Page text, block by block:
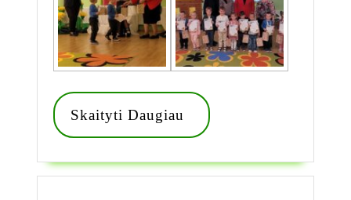
Skaityti Daugiau
Skaityti
Daugiau